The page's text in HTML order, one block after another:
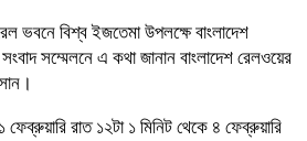
ভবনে বিশ্ব ইজতেমা উপলক্ষে বাংলাদেশ
সম্মেলনে এ কথা জানান বাংলাদেশ রেলওয়ের
রাত ১২টা ১ মিনিট থেকে ৪ ফেব্রুয়ারি